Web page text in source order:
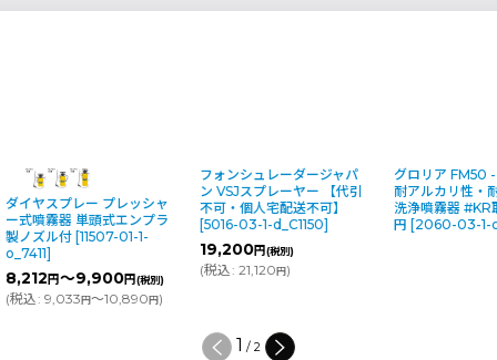
ダイヤスプレー プレッシャ
ー式噴霧器 単頭式エンプラ
製ノズル付 [11507-01-1-
o_7411
8,212円～9,900円(税別)
(税込: 9,033円～10,890円
フォンシュレーダージャパ
ン VSJスプレーヤー 【代引
不可・個人宅配送不可】
[5016-03-1-d_C1150
19,200円(税別)
(税込: 21,120円
グロリア
耐アルカリ性
洗浄噴霧器
円 [2060-03-
1 / 2